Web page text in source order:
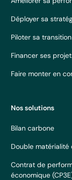
Déployer sa
Piloter sa
Financer ses
Faire monter en
Nos solutions
Bilan carbone
Double matérialité
Contrat de
économique